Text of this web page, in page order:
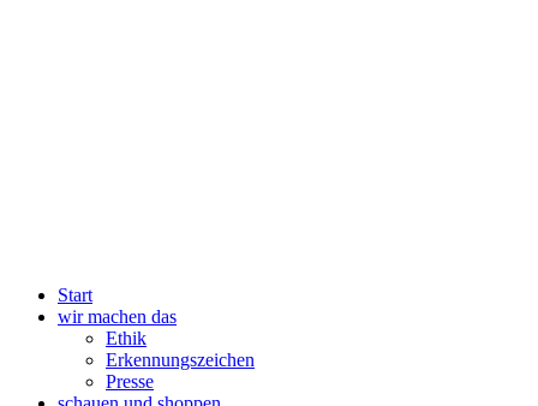
Start
wir machen das
Ethik
Erkennungszeichen
Presse